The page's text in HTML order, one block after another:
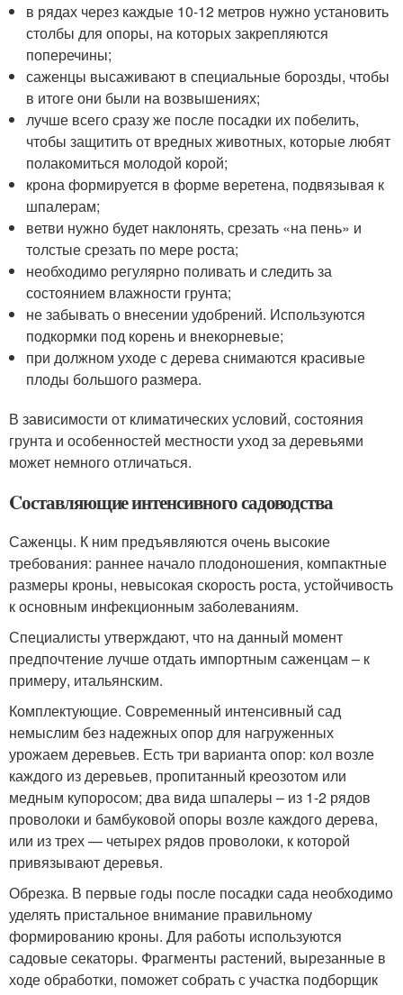
в рядах через каждые 10-12 метров нужно установить
столбы для опоры, на которых закрепляются
поперечины;
саженцы высаживают в специальные борозды, чтобы
в итоге они были на возвышениях;
лучше всего сразу же после посадки их побелить,
чтобы защитить от вредных животных, которые любят
полакомиться молодой корой;
крона формируется в форме веретена, подвязывая к
шпалерам;
ветви нужно будет наклонять, срезать «на пень» и
толстые срезать по мере роста;
необходимо регулярно поливать и следить за
состоянием влажности грунта;
не забывать о внесении удобрений. Используются
подкормки под корень и внекорневые;
при должном уходе с дерева снимаются красивые
плоды большого размера.
В зависимости от климатических условий, состояния
грунта и особенностей местности уход за деревьями
может немного отличаться.
Cоставляющие интенсивного садоводства
Саженцы. К ним предъявляются очень высокие
требования: раннее начало плодоношения, компактные
размеры кроны, невысокая скорость роста, устойчивость
к основным инфекционным заболеваниям.
Специалисты утверждают, что на данный момент
предпочтение лучше отдать импортным саженцам – к
примеру, итальянским.
Комплектующие. Современный интенсивный сад
немыслим без надежных опор для нагруженных
урожаем деревьев. Есть три варианта опор: кол возле
каждого из деревьев, пропитанный креозотом или
медным купоросом; два вида шпалеры – из 1-2 рядов
проволоки и бамбуковой опоры возле каждого дерева,
или из трех — четырех рядов проволоки, к которой
привязывают деревья.
Обрезка. В первые годы после посадки сада необходимо
уделять пристальное внимание правильному
формированию кроны. Для работы используются
садовые секаторы. Фрагменты растений, вырезанные в
ходе обработки, поможет собрать с участка подборщик